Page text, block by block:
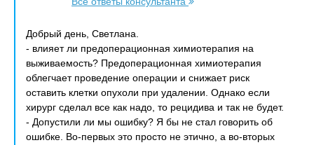
Добрый день, Светлана.
- влияет ли предоперационная химиотерапия на
выживаемость? Предоперационная химиотерапия
облегчает проведение операции и снижает риск
оставить клетки опухоли при удалении. Однако если
хирург сделал все как надо, то рецидива и так не будет.
- Допустили ли мы ошибку? Я бы не стал говорить об
ошибке. Во-первых это просто не этично, а во-вторых